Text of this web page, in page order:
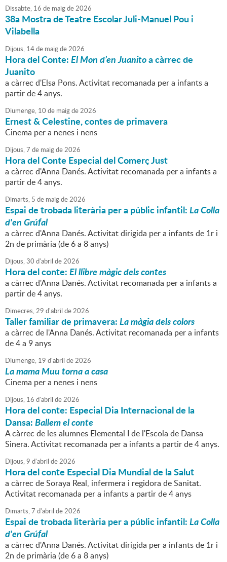
Dissabte, 16 de maigde2026
38a Mostra de Teatre Escolar Juli-Manuel Pou i
Vilabella
Dijous, 14de maigde2026
Hora del Conte:El Mon d’en Juanitoa càrrec de
Juanito
a càrrec d'Elsa Pons. Activitat recomanada per a infants a
partir de 4 anys.
Diumenge, 10 de maigde2026
Ernest & Celestine, contes de primavera
Cinema per a nenes i nens
Dijous,7 de maigde2026
Hora del Conte Especial del Comerç Just
a càrrec d'Anna Danés. Activitat recomanada per a infants a
partir de 4 anys.
Dimarts, 5 de maigde2026
Espai de trobada literària per a públic infantil:La Colla
d'en Grúfal
a càrrec d'Anna Danés. Activitat dirigida per a infants de 1r i
2n de primària (de 6 a 8 anys)
Dijous,30 d'abril de2026
Hora del conte:El llibre màgic dels contes
a càrrec d'Anna Danés. Activitat recomanada per a infants a
partir de 4 anys.
Dimecres,29 d'abril de2026
Taller familiar de primavera:La màgia dels colors
a càrrec de l'Anna Danés. Activitat recomanada per a infants
de 4 a 9 anys
Diumenge, 19 d'abril de2026
La mama Muu torna a casa
Cinema per a nenes i nens
Dijous, 16 d'abril de2026
Hora del conte: Especial Dia Internacional de la
Dansa:Ballem el conte
A càrrec de les alumnes Elemental I de l'Escola de Dansa
Sinera. Activitat recomanada per a infants a partir de 4 anys.
Dijous,9 d'abril de2026
Hora del conte Especial Dia Mundial de la Salut
a càrrec de Soraya Real, infermera i regidora de Sanitat.
Activitat recomanada per a infants a partir de 4 anys
Dimarts,7 d'abril de2026
Espai de trobada literària per a públic infantil:La Colla
d'en Grúfal
a càrrec d'Anna Danés. Activitat dirigida per a infants de 1r i
2n de primària (de 6 a 8 anys)